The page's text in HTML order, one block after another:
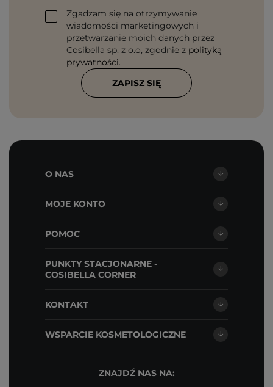
Zgadzam się na otrzymywanie
wiadomości marketingowych i
przetwarzanie moich danych przez
Cosibella sp. z o.o, zgodnie z polityką
prywatności.
ZAPISZ SIĘ
O NAS
MOJE KONTO
POMOC
PUNKTY STACJONARNE -
COSIBELLA CORNER
KONTAKT
WSPARCIE KOSMETOLOGICZNE
ZNAJDŹ NAS NA: